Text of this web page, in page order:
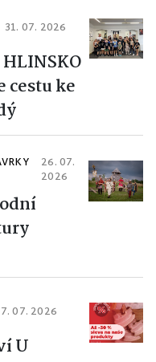
31. 07. 2026
cestu ke
26. 07.
2026
07. 2026
U